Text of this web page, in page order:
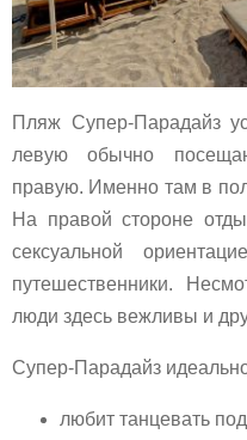
Пляж Супер-Парадайз
левую обычно
правую. Именно там в
На правой стороне
сексуальной
путешественники.
люди здесь вежливы и
Супер-Парадайз
любит танцевать